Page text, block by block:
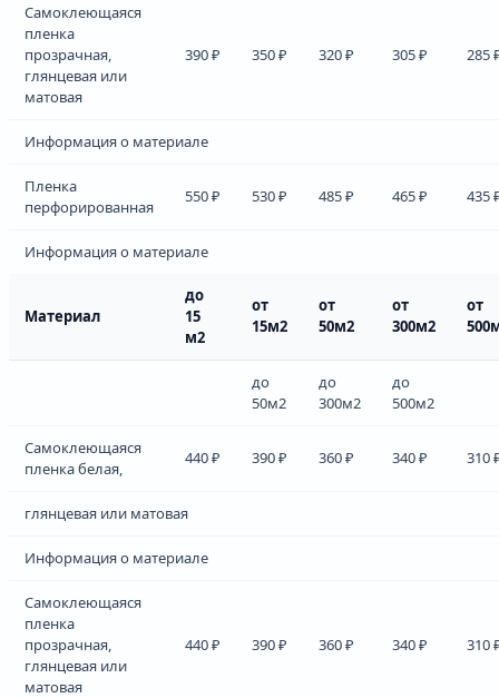
Самоклеющаяся
пленка
прозрачная,
глянцевая или
матовая
390 ₽ 350 ₽ 320 ₽ 305 ₽ 285
Информация о материале
Пленка
перфорированная
550 ₽ 530 ₽ 485 ₽ 465 ₽ 435
Информация о материале
Материал
до
15
м2
от
15м2
от
50м2
от
300м2
от
до
50м2
до
300м2
до
500м2
Самоклеющаяся
пленка белая,
440 ₽ 390 ₽ 360 ₽ 340 ₽ 310
глянцевая или матовая
Информация о материале
Самоклеющаяся
пленка
прозрачная,
глянцевая или
матовая
440 ₽ 390 ₽ 360 ₽ 340 ₽ 310